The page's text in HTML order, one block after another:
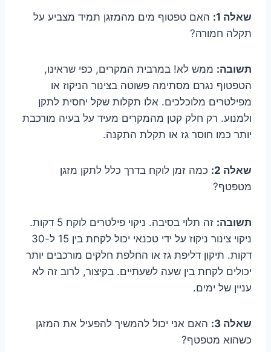
שאלה 1:
האם טפטוף מים מהמזגן תמיד מצביע על
תקלה חמורה?
תשובה: ממש לא! במרבית המקרים, כפי שראינו,
הטפטוף נגרם מסתימה פשוטה בצינור הניקוז או
מפילטרים מלוכלכים. אלו תקלות שקל יחסית לתקן
ולמנוע. רק חלק קטן מהמקרים מעיד על בעיה מורכבת
יותר כמו חוסר גז או תקלת התקנה.
שאלה 2:
כמה זמן לוקח בדרך כלל לתקן מזגן
מטפטף?
תשובה:
זה תלוי בסיבה. ניקוי פילטרים לוקח 5 דקות.
ניקוי צינור ניקוז על ידי טכנאי יכול לקחת בין 15 ל-30
דקות. תיקון דליפת גז או החלפת חלקים מורכבים יותר
יכולים לקחת בין שעה לשעתיים. בקיצור, לרוב זה לא
עניין של ימים.
שאלה 3:
האם אני יכול להמשיך להפעיל את המזגן
כשהוא מטפטף?